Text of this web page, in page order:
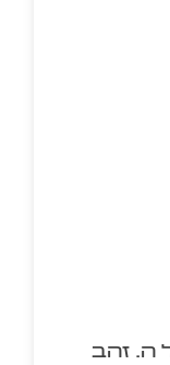
ה. זהב